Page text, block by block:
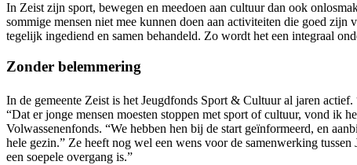
In Zeist zijn sport, bewegen en meedoen aan cultuur dan ook
sommige mensen niet mee kunnen doen aan activiteiten die goed
tegelijk ingediend en samen behandeld. Zo wordt het een integraal
Zonder belemmering
In de gemeente Zeist is het Jeugdfonds Sport & Cultuur al jaren
“Dat er jonge mensen moesten stoppen met sport of cultuur, vond ik
Volwassenenfonds. “We hebben hen bij de start geïnformeerd, en
hele gezin.” Ze heeft nog wel een wens voor de samenwerking
een soepele overgang is.”